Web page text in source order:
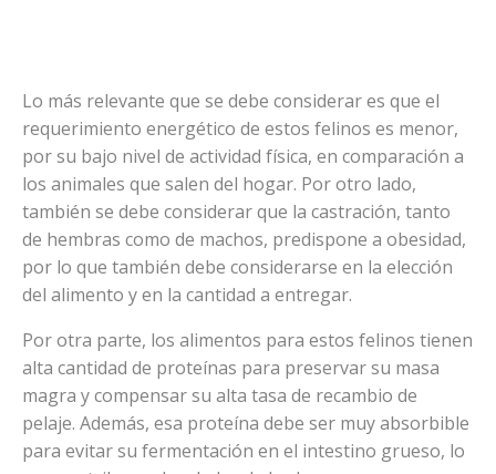
Lo más relevante que se debe considerar es que el
requerimiento energético de estos felinos es menor,
por su bajo nivel de actividad física, en comparación a
los animales que salen del hogar. Por otro lado,
también se debe considerar que la castración, tanto
de hembras como de machos, predispone a obesidad,
por lo que también debe considerarse en la elección
del alimento y en la cantidad a entregar.
Por otra parte, los alimentos para estos felinos tienen
alta cantidad de proteínas para preservar su masa
magra y compensar su alta tasa de recambio de
pelaje. Además, esa proteína debe ser muy absorbible
para evitar su fermentación en el intestino grueso, lo